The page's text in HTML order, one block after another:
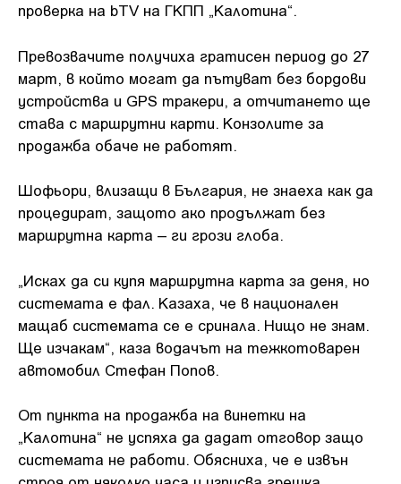
проверка на bTV на ГКПП „Калотина“.
Превозвачите получиха гратисен период до 27
март, в който могат да пътуват без бордови
устройства и GPS тракери, а отчитането ще
става с маршрутни карти. Конзолите за
продажба обаче не работят.
Шофьори, влизащи в България, не знаеха как да
процедират, защото ако продължат без
маршрутна карта – ги грози глоба.
„Исках да си купя маршрутна карта за деня, но
системата е фал. Казаха, че в национален
мащаб системата се е сринала. Нищо не знам.
Ще изчакам“, каза водачът на тежкотоварен
автомобил Стефан Попов.
От пункта на продажба на винетки на
„Калотина“ не успяха да дадат отговор защо
системата не работи. Обясниха, че е извън